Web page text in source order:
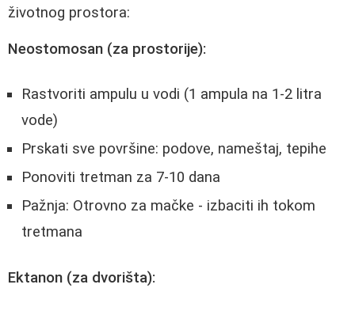
životnog prostora:
Neostomosan (za prostorije):
Rastvoriti ampulu u vodi (1 ampula na 1-2 litra
vode)
Prskati sve površine: podove, nameštaj, tepihe
Ponoviti tretman za 7-10 dana
Pažnja: Otrovno za mačke - izbaciti ih tokom
tretmana
Ektanon (za dvorišta):